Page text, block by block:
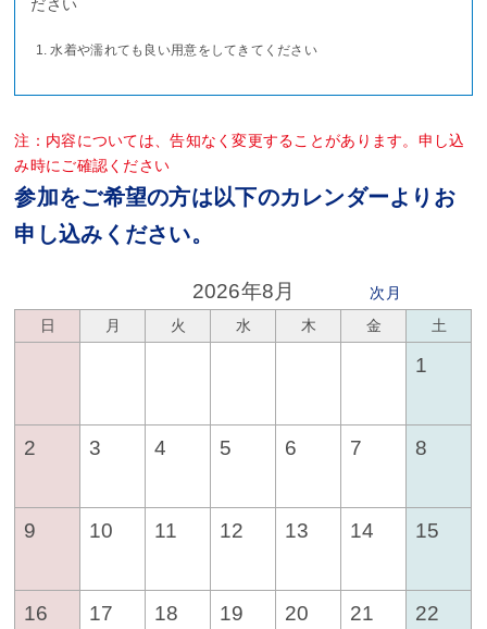
ださい
水着や濡れても良い用意をしてきてください
注：内容については、告知なく変更することがあります。申し込
み時にご確認ください
参加をご希望の方は以下のカレンダーよりお
申し込みください。
2026年8月
次月
日
月 火 水 木 金 土
1
2 3 4 5 6 7 8
9 10 11 12 13 14 15
16 17 18 19 20 21 22